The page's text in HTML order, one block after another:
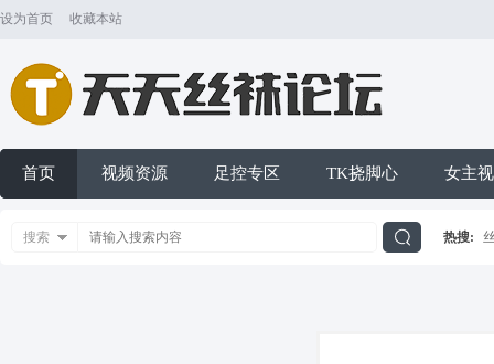
设为首页 收藏本站
首页 视频资源 足控专区 TK挠脚心 女主
搜索 热搜: